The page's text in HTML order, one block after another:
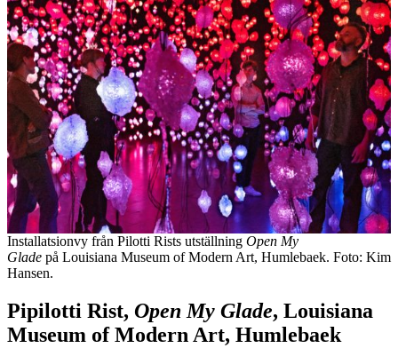
Installatsionvy från Pilotti Rists utställning Open My
Glade på Louisiana Museum of Modern Art, Humlebaek. Foto: Kim
Hansen.
Pipilotti Rist, Open My Glade, Louisiana
Museum of Modern Art, Humlebaek